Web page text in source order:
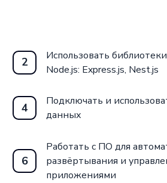
2
Использовать
Node.js: Express.js, Nest.js
4
Подключать и
данных
6
Работать с ПО для
развёртывания и
приложениями